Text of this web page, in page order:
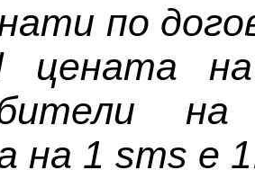
по
цената
на
на 1 sms е